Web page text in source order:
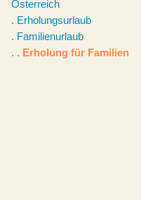
Österreich
. Erholungsurlaub
. Familienurlaub
. . Erholung für Familien